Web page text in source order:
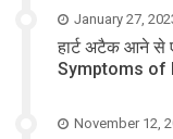
January 27,
हार्ट अटैक आने से
Symptoms of
November 12,